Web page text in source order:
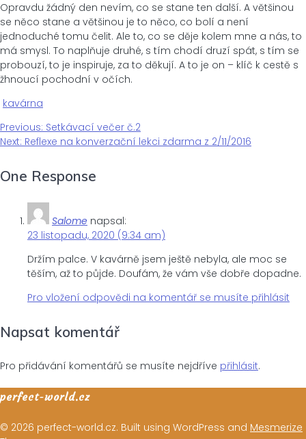
Opravdu žádný den nevím, co se stane ten další. A většinou
se něco stane a většinou je to něco, co bolí a není
jednoduché tomu čelit. Ale to, co se děje kolem mne a nás, to
má smysl. To naplňuje druhé, s tím chodí druzí spát, s tím se
probouzí, to je inspiruje, za to děkují. A to je on – klíč k cestě s
žhnoucí pochodní v očích.
kavárna
Navigace
pro
příspěvek
Previous: Previous
post:
Setkávací večer č.2
Next: Next
Reflexe na konverzační lekci zdarma z 2/11/2016
One Response
Salome napsal:
23 listopadu, 2020 (9:34 am)
Držím palce. V kavárně jsem ještě nebyla, ale moc se
těším, až to půjde. Doufám, že vám vše dobře dopadne.
Pro vložení odpovědi na komentář se musíte přihlásit
Napsat komentář
Pro přidávání komentářů se musíte nejdříve přihlásit.
perfect-world.cz
© 2026 perfect-world.cz. Built using WordPress and Mesmerize